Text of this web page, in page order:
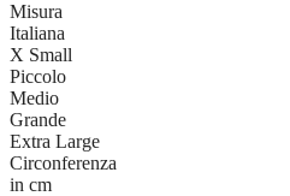
Misura
Italiana
X Small
Piccolo
Medio
Grande
Extra Large
Circonferenza
in cm